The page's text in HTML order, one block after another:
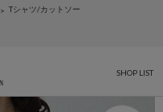
Tシャツ/カットソー
SHOP LIST